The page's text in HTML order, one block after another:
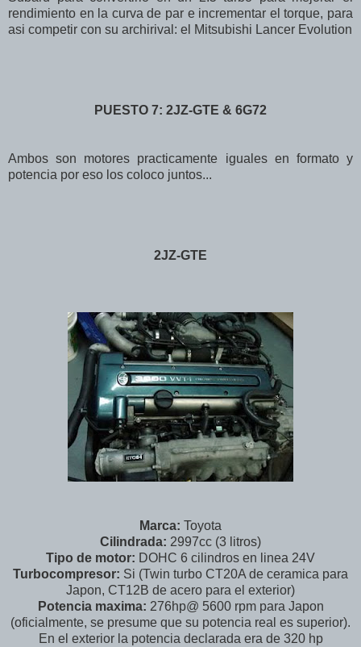
rendimiento en la curva de par e incrementar el torque, para
asi competir con su archirival: el Mitsubishi Lancer Evolution
PUESTO 7: 2JZ-GTE & 6G72
Ambos son motores practicamente iguales en formato y
potencia por eso los coloco juntos...
2JZ-GTE
Marca: Toyota
Cilindrada: 2997cc (3 litros)
Tipo de motor: DOHC 6 cilindros en linea 24V
Turbocompresor: Si (Twin turbo CT20A de ceramica para
Japon, CT12B de acero para el exterior)
Potencia maxima: 276hp@ 5600 rpm para Japon
(oficialmente, se presume que su potencia real es superior).
En el exterior la potencia declarada era de 320 hp